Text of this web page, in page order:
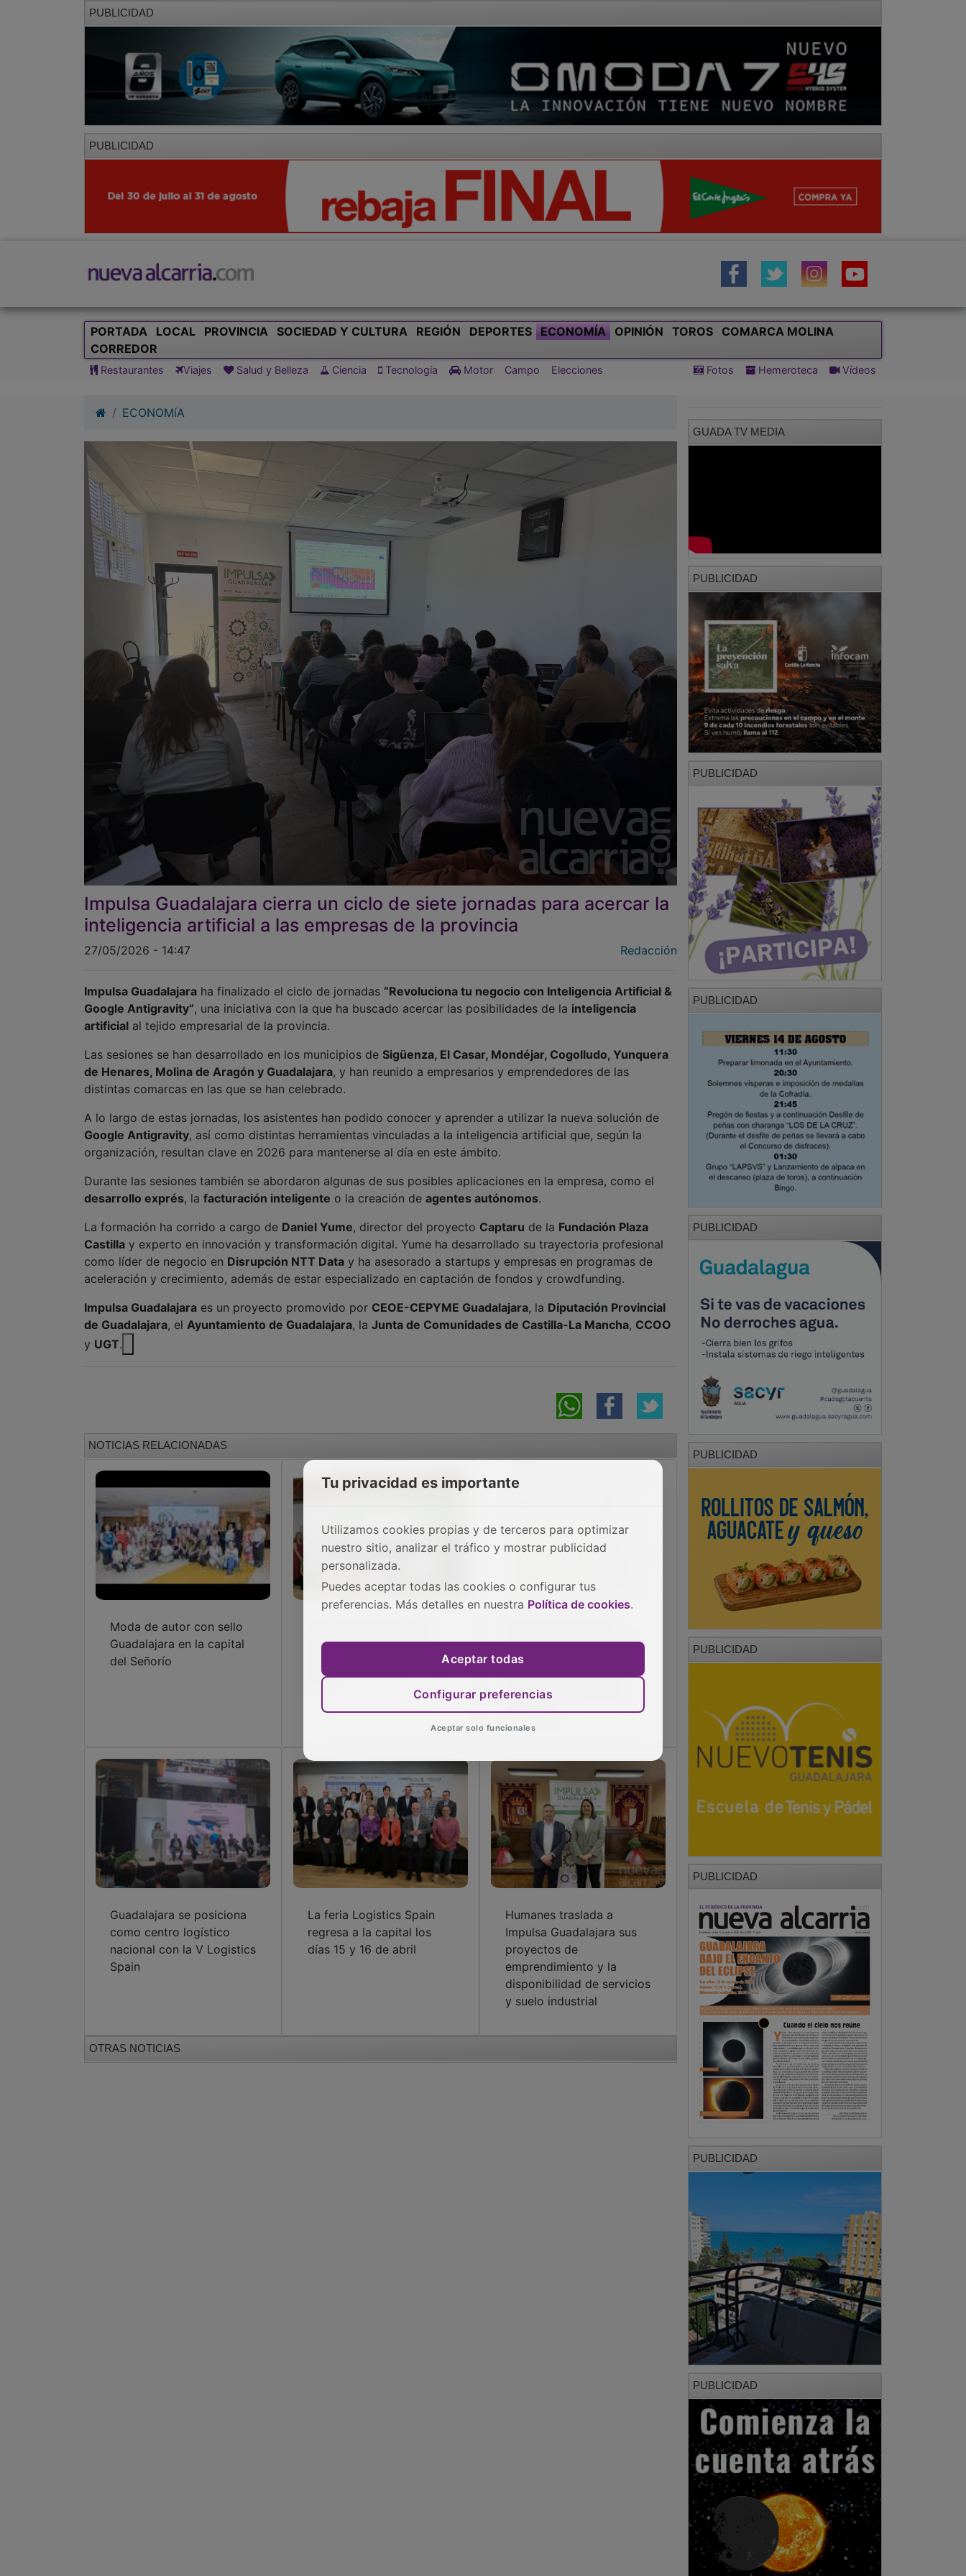
PUBLICIDAD
PUBLICIDAD
PORTADA LOCAL PROVINCIA SOCIEDAD Y CULTURA REGIÓN DEPORTES ECONOMÍA OPINIÓN TOROS
COMARCA MOLINA
CORREDOR
Restaurantes Viajes Salud y Belleza Ciencia Tecnología Motor Campo Elecciones Fotos Hemeroteca Vídeos
ECONOMíA
Impulsa Guadalajara cierra un ciclo de siete jornadas para acercar la
inteligencia artificial a las empresas de la provincia
27/05/2026 - 14:47 Redacción
Impulsa Guadalajara ha finalizado el ciclo de jornadas “Revoluciona tu negocio con Inteligencia Artificial &
Google Antigravity”, una iniciativa con la que ha buscado acercar las posibilidades de la inteligencia
artificial al tejido empresarial de la provincia.
Las sesiones se han desarrollado en los municipios de Sigüenza, El Casar, Mondéjar, Cogolludo, Yunquera
de Henares, Molina de Aragón y Guadalajara, y han reunido a empresarios y emprendedores de las
distintas comarcas en las que se han celebrado.
A lo largo de estas jornadas, los asistentes han podido conocer y aprender a utilizar la nueva solución de
Google Antigravity, así como distintas herramientas vinculadas a la inteligencia artificial que, según la
organización, resultan clave en 2026 para mantenerse al día en este ámbito.
Durante las sesiones también se abordaron algunas de sus posibles aplicaciones en la empresa, como el
desarrollo exprés, la facturación inteligente o la creación de agentes autónomos.
La formación ha corrido a cargo de Daniel Yume, director del proyecto Captaru de la Fundación Plaza
Castilla y experto en innovación y transformación digital. Yume ha desarrollado su trayectoria profesional
como líder de negocio en Disrupción NTT Data y ha asesorado a startups y empresas en programas de
aceleración y crecimiento, además de estar especializado en captación de fondos y crowdfunding.
Impulsa Guadalajara es un proyecto promovido por CEOE-CEPYME Guadalajara, la Diputación Provincial
de Guadalajara, el Ayuntamiento de Guadalajara, la Junta de Comunidades de Castilla-La Mancha, CCOO
y UGT.
NOTICIAS RELACIONADAS
Moda de autor con sello
Guadalajara en la capital
del Señorío
provincia desfilarán en
Molina de Aragón el 10 de
junio
llevará en mayo un ciclo
de jornadas sobre
inteligencia artificial a
siete municipios de la
provincia
Guadalajara se posiciona
como centro logístico
nacional con la V Logistics
Spain
La feria Logistics Spain
regresa a la capital los
días 15 y 16 de abril
Humanes traslada a
Impulsa Guadalajara sus
proyectos de
emprendimiento y la
disponibilidad de servicios
y suelo industrial
OTRAS NOTICIAS
GUADA TV MEDIA
PUBLICIDAD
PUBLICIDAD
PUBLICIDAD
PUBLICIDAD
PUBLICIDAD
PUBLICIDAD
PUBLICIDAD
PUBLICIDAD
PUBLICIDAD
Tu privacidad es importante
Utilizamos cookies propias y de terceros para optimizar
nuestro sitio, analizar el tráfico y mostrar publicidad
personalizada.
Puedes aceptar todas las cookies o configurar tus
preferencias. Más detalles en nuestra Política de cookies.
Aceptar todas
Configurar preferencias
Aceptar solo funcionales